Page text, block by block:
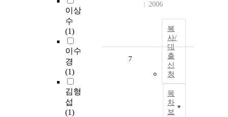
이상
수
(1)
이수
경
(1)
김형
섭
(1)
2006
복
사/
대
출
신
청
목
차
보
7